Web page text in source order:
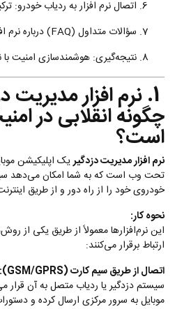
اتصال نرم افزار به ردیاب خودرو:
سؤالات متداول (FAQ) درباره نرم افزارهای دزدگیر
نتیجه‌گیری: هوشمندسازی امنیت
1. نرم افزار
چگونه انقلابی در
است؟
نرم افزار مدیریت دزدگیر
تحت وب است که به شما امکان می‌دهد
خودروی خود را از راه دور و از طریق
نحوه کار:
این نرم‌افزارها معمولاً از طریق یکی از
ارتباط برقرار می‌کنند:
اتصال از طریق سیم کارت (GSM/GPRS):
سیستم دزدگیر یا ردیاب متصل به آن قرار
موبایل به سرور مرکزی ارسال کرده و